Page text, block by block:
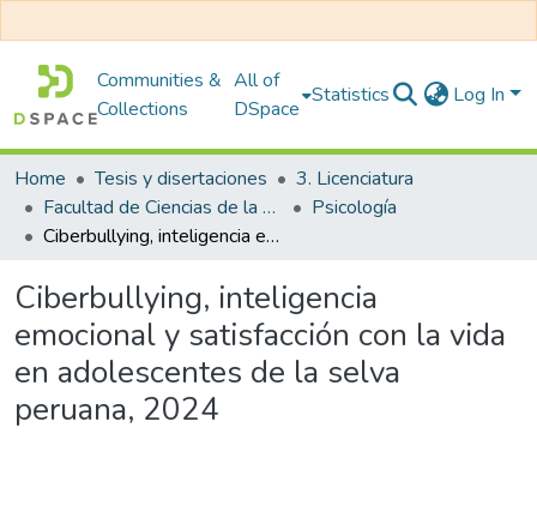
Communities &
Collections
All of
DSpace
Statistics Log In
Home Tesis y disertaciones
3. Licenciatura
Facultad de Ciencias de la Salud
Psicología
Ciberbullying, inteligencia emocional y satisfacción con la vida en adolescentes de la selva peruana, 2024
Ciberbullying, inteligencia
emocional y satisfacción con la vida
en adolescentes de la selva
peruana, 2024